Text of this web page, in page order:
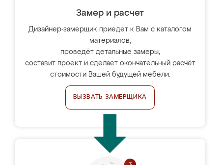
Замер и расчет
Дизайнер-замерщик приедет к Вам с каталогом
материалов,
проведёт детальные замеры,
составит проект и сделает окончательный расчёт
стоимости Вашей будущей мебели.
ВЫЗВАТЬ ЗАМЕРЩИКА